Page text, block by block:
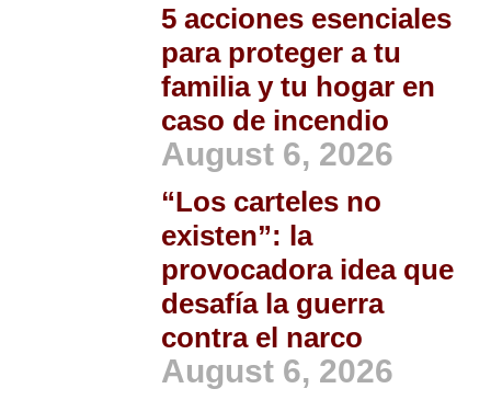
5 acciones esenciales
para proteger a tu
familia y tu hogar en
caso de incendio
August 6, 2026
“Los carteles no
existen”: la
provocadora idea que
desafía la guerra
contra el narco
August 6, 2026